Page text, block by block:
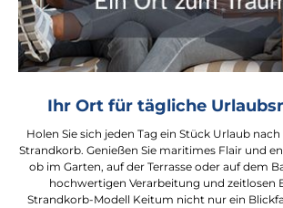
Ihr Ort für tägliche
Holen Sie sich jeden Tag ein Stück Urlaub
Strandkorb. Genießen Sie maritimes Flair und
ob im Garten, auf der Terrasse oder auf dem
hochwertigen Verarbeitung und zeitlosen
Strandkorb-Modell Keitum nicht nur ein